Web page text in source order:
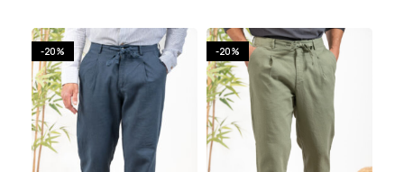
-20% -20%